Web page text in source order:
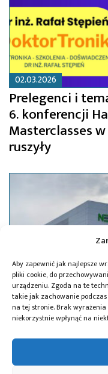
Aby zapewnić jak najlepsze
pliki cookie, do
urządzeniu. Zgoda na te
takie jak zachowanie
na tej stronie. Brak
niekorzystnie wpłynąć na
02.03.2026
Prelegenci i
6. konferencji
Masterclasses
ruszyły
Świąteczne